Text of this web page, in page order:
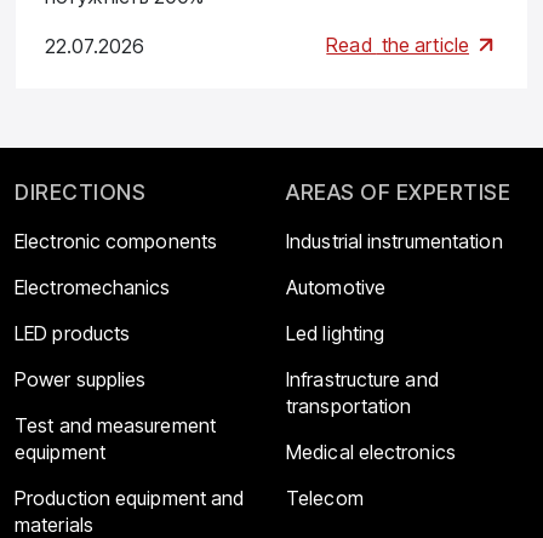
22.07.2026 Read the article
DIRECTIONS
Electronic components
Electromechanics
LED products
Power supplies
Test and measurement
equipment
Production equipment and
materials
AREAS OF EXPERTISE
Industrial instrumentation
Automotive
Led lighting
Infrastructure and
transportation
Medical electronics
Telecom